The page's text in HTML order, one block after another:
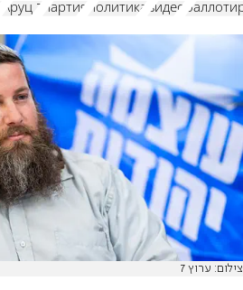
Аруц 7 партия политика видео
צילום: ערוץ 7